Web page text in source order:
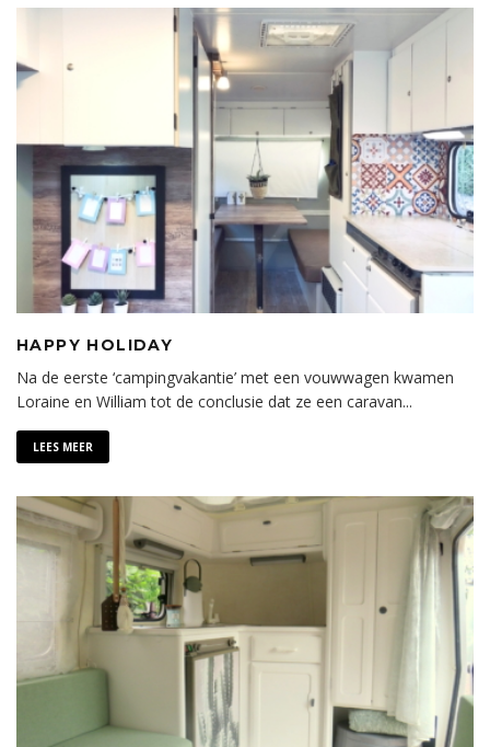
HAPPY HOLIDAY
Na de eerste ‘campingvakantie’ met een vouwwagen kwamen
Loraine en William tot de conclusie dat ze een caravan...
LEES MEER